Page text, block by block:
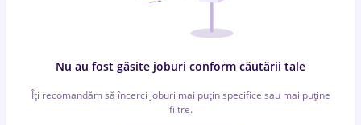
Nu au fost găsite joburi conform căutării tale
Îți recomandăm să încerci joburi mai puțin specifice sau mai puține
filtre.